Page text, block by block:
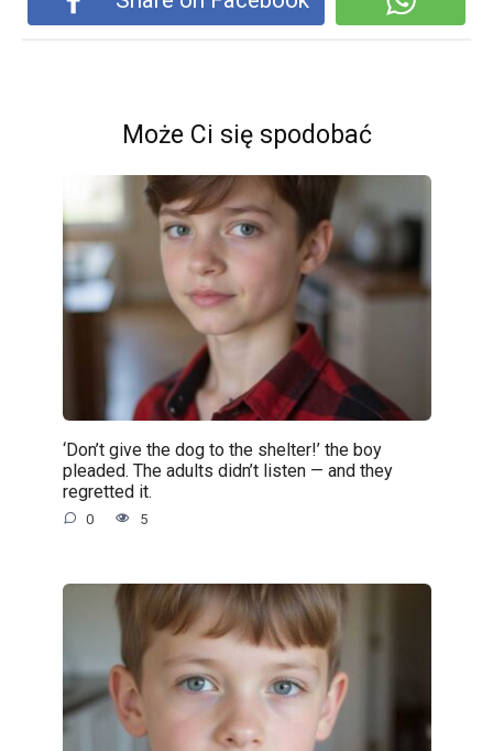
Może Ci się spodobać
‘Don’t give the dog to the shelter!’ the boy
pleaded. The adults didn’t listen — and they
regretted it.
0 5